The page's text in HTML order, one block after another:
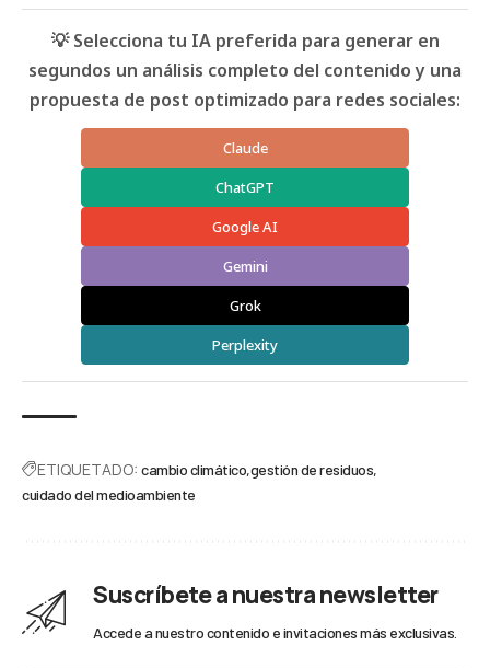
💡 Selecciona tu IA preferida para generar en
segundos un análisis completo del contenido y una
propuesta de post optimizado para redes sociales:
Claude
ChatGPT
Google AI
Gemini
Grok
Perplexity
ETIQUETADO: cambio climático gestión de residuos
cuidado del medioambiente
Suscríbete a nuestra newsletter
Accede a nuestro contenido e invitaciones más exclusivas.